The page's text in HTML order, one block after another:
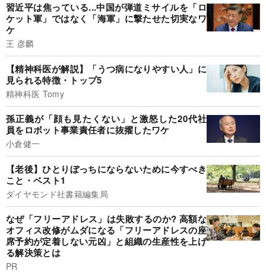
習近平は焦っている...中国が弾道ミサイルを「ロ
ケット軍」ではなく「海軍」に撃たせた切実なワ
ケ
王 彦麟
【精神科医が解説】「うつ病になりやすい人」に
見られる特徴・トップ5
精神科医 Tomy
孫正義が「顔も見たくない」と激怒した20代社
員をロボット事業責任者に抜擢したワケ
小倉健一
【老後】ひとりぼっちにならないために今すべき
こと・ベスト1
ダイヤモンド社書籍編集局
なぜ「フリーアドレス」は失敗するのか? 高額な
オフィス改修がムダになる「フリーアドレスの座
席予約が定着しない元凶」と組織の生産性を上げ
る解決策とは
PR